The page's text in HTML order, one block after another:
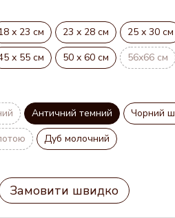
х 23 см 23 х 28 см 25 х 30 см
х 55 см 50 х 60 см 56х66 см
Античний темний Чорний
Дуб молочний
Замовити швидко